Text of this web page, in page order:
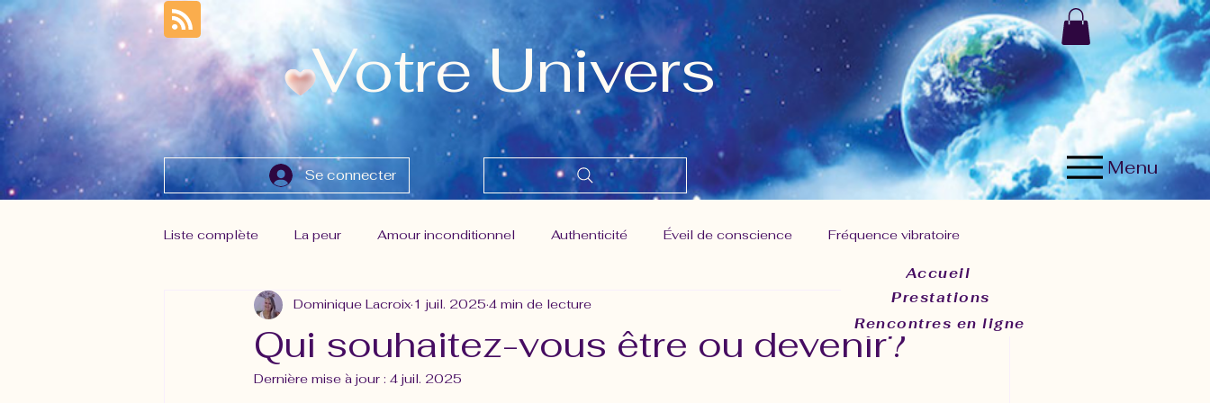
Votre Univers
Se connecter Menu
Liste complète La peur Amour inconditionnel Authenticité Éveil de conscience Fréquence vibratoire
Gestion des émotions Lâcher prise Liberté Maitrise des pensées
Musique de la Source Nouvel humain - Nouvelle conscience
Qui souhaitez-vous être ou devenir?
Dominique Lacroix 1 juil. 2025 4 min de lecture
Dernière mise à jour : 4 juil. 2025
Prestations
Accueil
Rencontres en ligne